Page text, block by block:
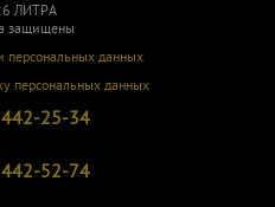
ЛИТРА
защищены
персональных данных
персональных данных
442-25-34
442-52-74